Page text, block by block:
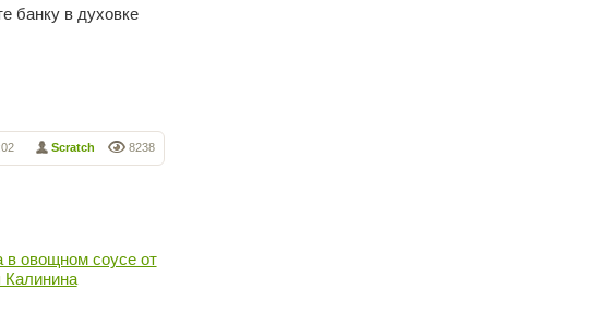
банку в духовке
8238
Scratch
в овощном соусе от
Калинина